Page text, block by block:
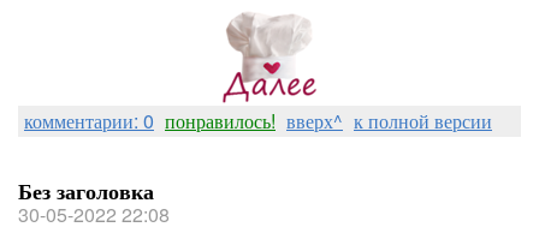
комментарии: 0 понравилось! вверх^ к полной версии
Без заголовка
30-05-2022 22:08